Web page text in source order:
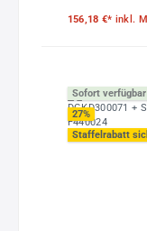
156,18 €* inkl.
Sofort verfügbar
27%
Staffelrabatt